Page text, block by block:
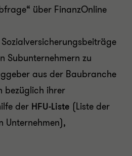
über FinanzOnline
Subunternehmern zu
aus der Baubranche
bezüglich ihrer
der HFU-Liste (Liste der
Unternehmen),